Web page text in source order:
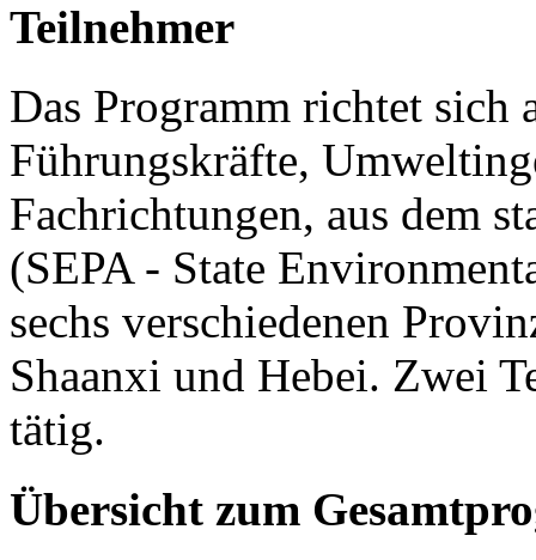
Teilnehmer
Das Programm richtet sich
Führungskräfte,
Fachrichtungen, aus dem
(SEPA - State
sechs verschiedenen
Shaanxi und Hebei. Zwei
tätig.
Übersicht zum